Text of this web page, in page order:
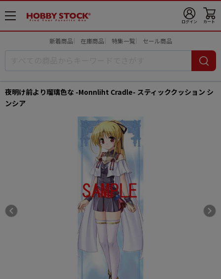
メ
ニ
ログイン カート
新着商品 在庫商品 特集一覧 セール商品
夜明け前より瑠璃色な -Monnliht Cradle- スティッククッション シ
ンシア